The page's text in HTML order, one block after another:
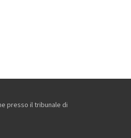
presso il tribunale di